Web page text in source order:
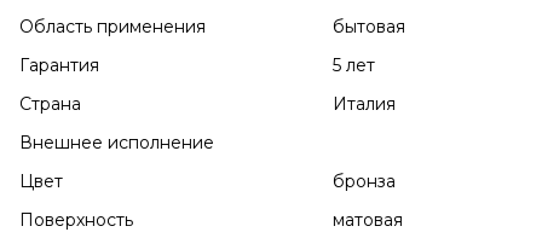
Область применения
бытовая
Гарантия
5 лет
Страна
Италия
Внешнее исполнение
Цвет
бронза
Поверхность
матовая